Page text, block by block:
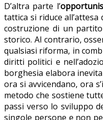
D’altra parte l’
tattica si riduce
costruzione di un
storico. Al contrario,
qualsiasi riforma, in
diritti politici e
borghesia elabora
ora si avvicendano, ora
metodo che sostiene
passi verso lo sviluppo
singole persone e non